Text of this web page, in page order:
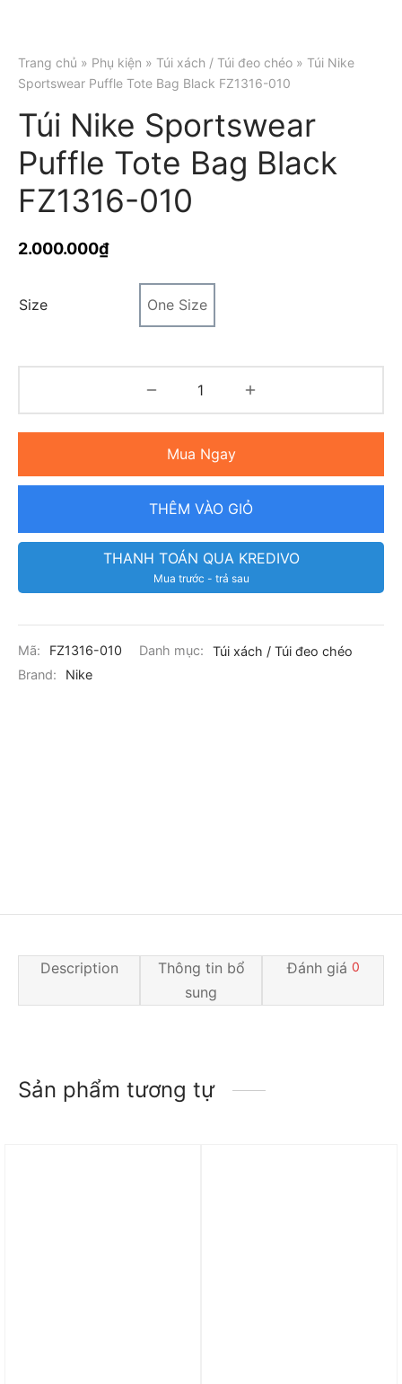
Trang chủ » Phụ kiện » Túi xách / Túi đeo chéo » Túi Nike
Sportswear Puffle Tote Bag Black FZ1316-010
Túi Nike Sportswear
Puffle Tote Bag Black
FZ1316-010
2.000.000₫
Size One Size
Mua Ngay
THÊM VÀO GIỎ
THANH TOÁN QUA KREDIVO
Mua trước - trả sau
Mã: FZ1316-010 Danh mục:
Túi xách / Túi đeo chéo
Brand:
Nike
Description
Thông tin bổ
sung
Đánh giá 0
Sản phẩm tương tự